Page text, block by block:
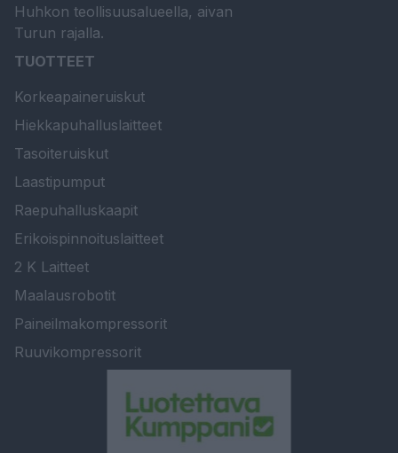
Huhkon teollisuusalueella, aivan
Turun rajalla.
TUOTTEET
Korkeapaineruiskut
Hiekkapuhalluslaitteet
Tasoiteruiskut
Laastipumput
Raepuhalluskaapit
Erikoispinnoituslaitteet
2 K Laitteet
Maalausrobotit
Paineilmakompressorit
Ruuvikompressorit